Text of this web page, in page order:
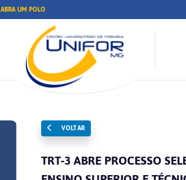
ABRA UM POLO
VOLTAR
TRT-3 ABRE PROCESSO